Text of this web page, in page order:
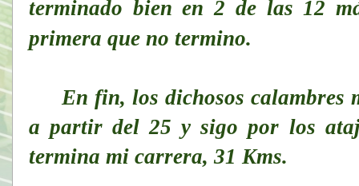
terminado bien en 2 de las 12
primera que no termino.
En fin, los dichosos calambres
a partir del 25 y sigo por los
termina mi carrera, 31 Kms.